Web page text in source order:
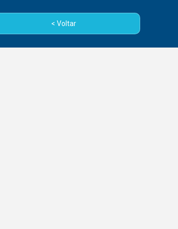
< Voltar